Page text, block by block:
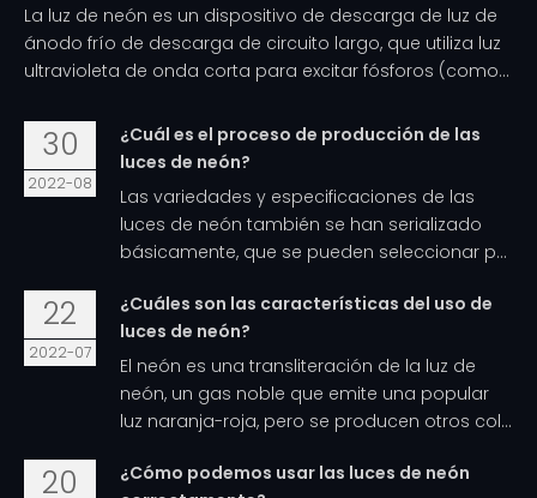
La luz de neón es un dispositivo de descarga de luz de
ánodo frío de descarga de circuito largo, que utiliza luz
ultravioleta de onda corta para excitar fósforos (como...
30
2022-08
¿Cuál es el proceso de producción de las
luces de neón?
Las variedades y especificaciones de las
luces de neón también se han serializado
básicamente, que se pueden seleccionar p...
22
2022-07
¿Cuáles son las características del uso de
luces de neón?
El neón es una transliteración de la luz de
neón, un gas noble que emite una popular
luz naranja-roja, pero se producen otros col...
20
¿Cómo podemos usar las luces de neón